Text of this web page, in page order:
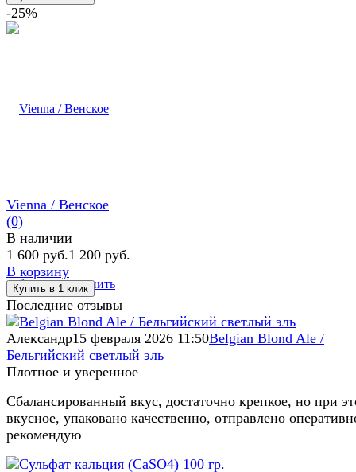
-25%
избранное сравнить
Vienna / Венское
(0)
В наличии
1 600 руб.1 200 руб.
В корзину
Последние отзывы
Александр15 февраля 2026 11:50Belgian Blond Ale /
Бельгийский светлый эль
Плотное и уверенное
Сбалансированный вкус, достаточно крепкое, но при
вкусное, упаковано качественно, отправлено
рекомендую